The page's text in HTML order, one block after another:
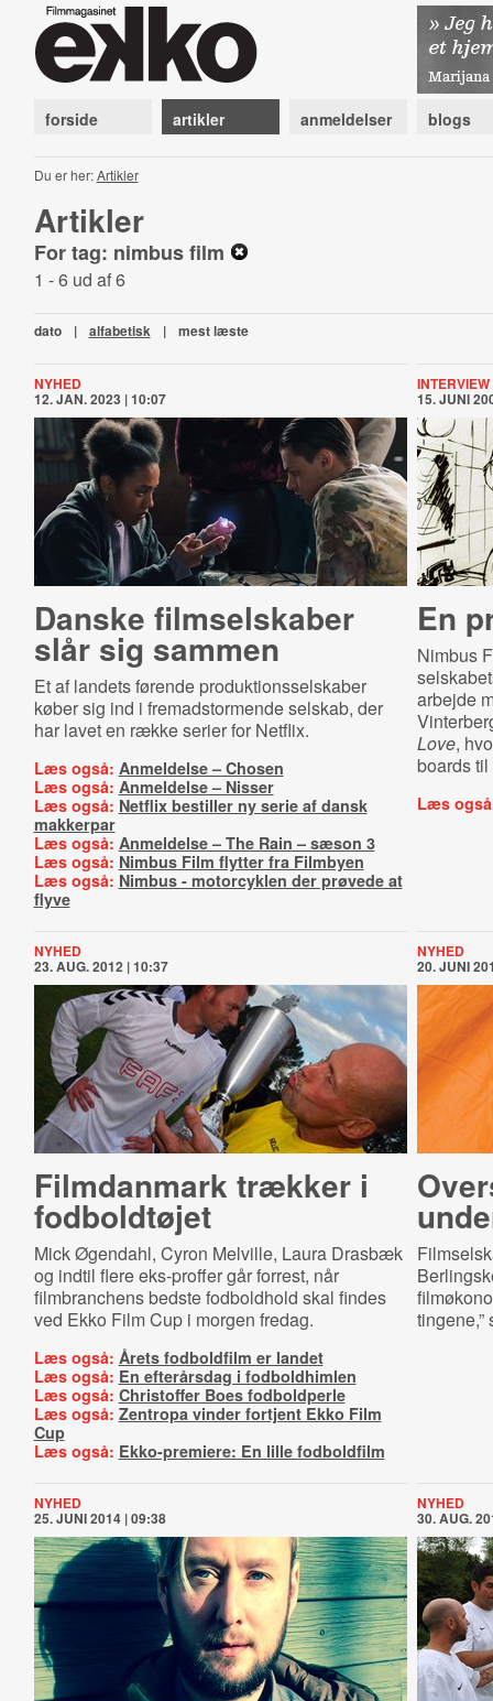
forside artikler anmeldelser blogs
Du er her:Artikler
Artikler
For tag: nimbus film
1 - 6 ud af 6
dato | alfabetisk | mest læste
NYHED
12. JAN. 2023 | 10:07
Danske filmselskaber
slår sig sammen
Et af landets førende produktionsselskaber
køber sig ind i fremadstormende selskab, der
har lavet en række serier for Netflix.
Læs også: Anmeldelse – Chosen
Læs også: Anmeldelse – Nisser
Læs også: Netflix bestiller ny serie af dansk
makkerpar
Læs også: Anmeldelse – The Rain – sæson 3
Læs også: Nimbus Film flytter fra Filmbyen
Læs også: Nimbus - motorcyklen der prøvede at
flyve
INTERVIEW
15. JUNI
En
Nimbus
arbejde
Love,
boards
Læs
NYHED
23. AUG. 2012 | 10:37
Filmdanmark trækker i
fodboldtøjet
Mick Øgendahl, Cyron Melville, Laura Drasbæk
og indtil flere eks-proffer går forrest, når
filmbranchens bedste fodboldhold skal findes
ved Ekko Film Cup i morgen fredag.
Læs også: Årets fodboldfilm er landet
Læs også: En efterårsdag i fodboldhimlen
Læs også: Christoffer Boes fodboldperle
Læs også: Zentropa vinder fortjent Ekko Film
Cup
Læs også: Ekko-premiere: En lille fodboldfilm
NYHED
20. JUNI
tingene,”
NYHED
25. JUNI 2014 | 09:38
NYHED
30. AUG.